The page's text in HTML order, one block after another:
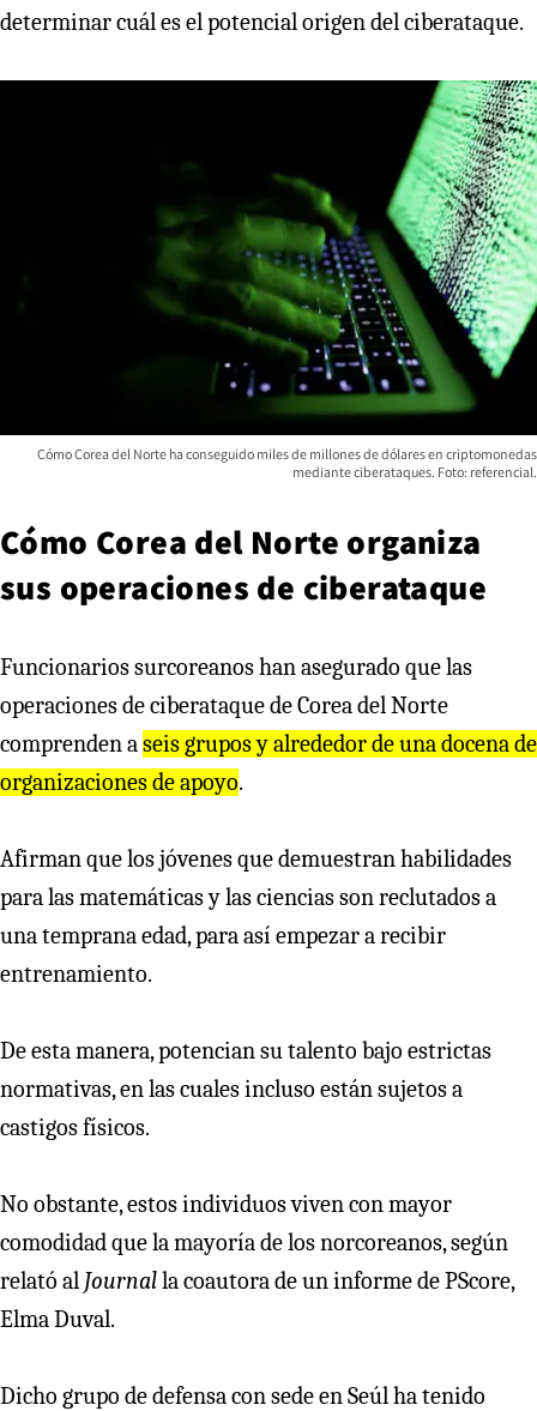
determinar cuál es el potencial origen del ciberataque.
Cómo Corea del Norte ha conseguido miles de millones de dólares en criptomonedas
mediante ciberataques. Foto: referencial.
Cómo Corea del Norte organiza
sus operaciones de ciberataque
Funcionarios surcoreanos han asegurado que las
operaciones de ciberataque de Corea del Norte
comprenden a seis grupos y alrededor de una docena de
organizaciones de apoyo.
Afirman que los jóvenes que demuestran habilidades
para las matemáticas y las ciencias son reclutados a
una temprana edad, para así empezar a recibir
entrenamiento.
De esta manera, potencian su talento bajo estrictas
normativas, en las cuales incluso están sujetos a
castigos físicos.
No obstante, estos individuos viven con mayor
comodidad que la mayoría de los norcoreanos, según
relató al Journalla coautora de un informe de PScore,
Elma Duval.
Dicho grupo de defensa con sede en Seúl ha tenido